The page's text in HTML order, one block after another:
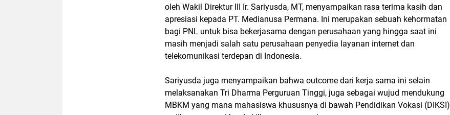
oleh Wakil Direktur III Ir. Sariyusda, MT, menyampaikan rasa terima kasih dan
apresiasi kepada PT. Medianusa Permana. Ini merupakan sebuah kehormatan
bagi PNL untuk bisa bekerjasama dengan perusahaan yang hingga saat ini
masih menjadi salah satu perusahaan penyedia layanan internet dan
telekomunikasi terdepan di Indonesia.
Sariyusda juga menyampaikan bahwa outcome dari kerja sama ini selain
melaksanakan Tri Dharma Perguruan Tinggi, juga sebagai wujud mendukung
MBKM yang mana mahasiswa khususnya di bawah Pendidikan Vokasi (DIKSI)